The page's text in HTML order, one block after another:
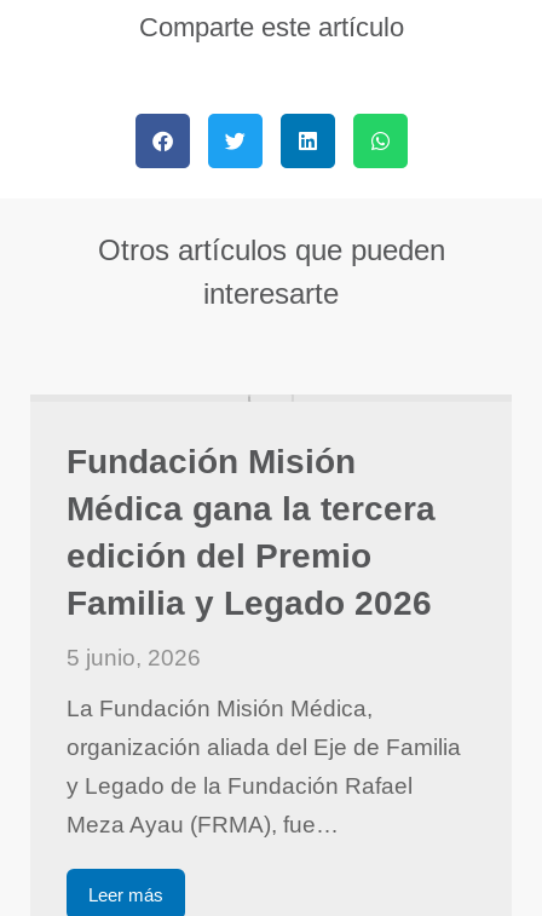
Comparte este artículo
Otros artículos que pueden
interesarte
Fundación Misión
Médica gana la tercera
edición del Premio
Familia y Legado 2026
5 junio, 2026
La Fundación Misión Médica,
organización aliada del Eje de Familia
y Legado de la Fundación Rafael
Meza Ayau (FRMA), fue…
Leer más